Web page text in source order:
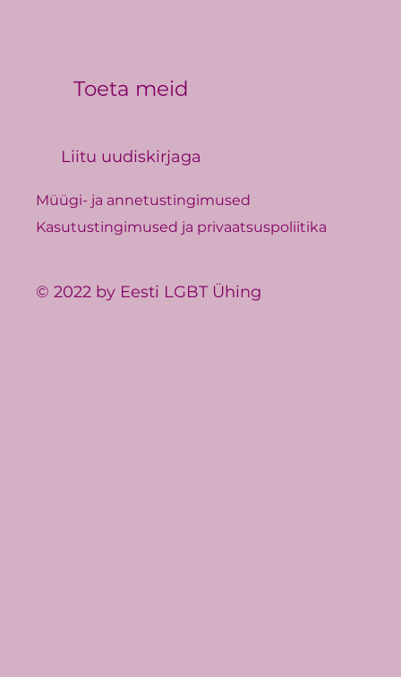
Toeta meid
Liitu uudiskirjaga
Müügi- ja annetustingimused
Kasutustingimused ja privaatsuspoliitika
© 2022 by Eesti LGBT Ühing